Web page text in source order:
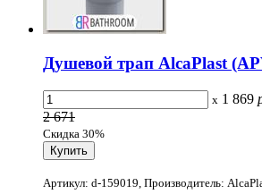
Душевой трап AlcaPlast
x 1 869
2 671
Скидка 30%
Артикул: d-159019, Производитель: